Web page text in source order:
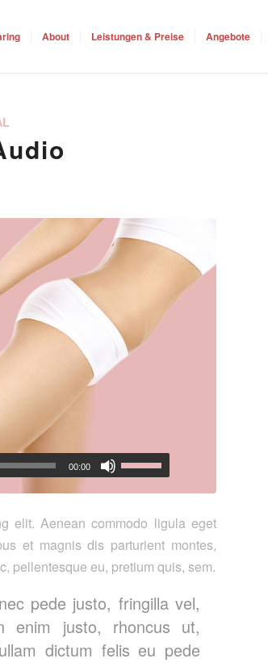
About Leistungen & Preise Angebote
00:00
elit. Aenean commodo ligula eget
et magnis dis parturient montes,
pellentesque eu, pretium quis, sem.
pede justo, fringilla vel,
enim justo, rhoncus ut,
dictum felis eu pede